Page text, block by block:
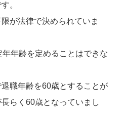
。
が法律で決められていま
年齢を定めることはできな
職年齢を60歳とすることが
らく60歳となっていまし